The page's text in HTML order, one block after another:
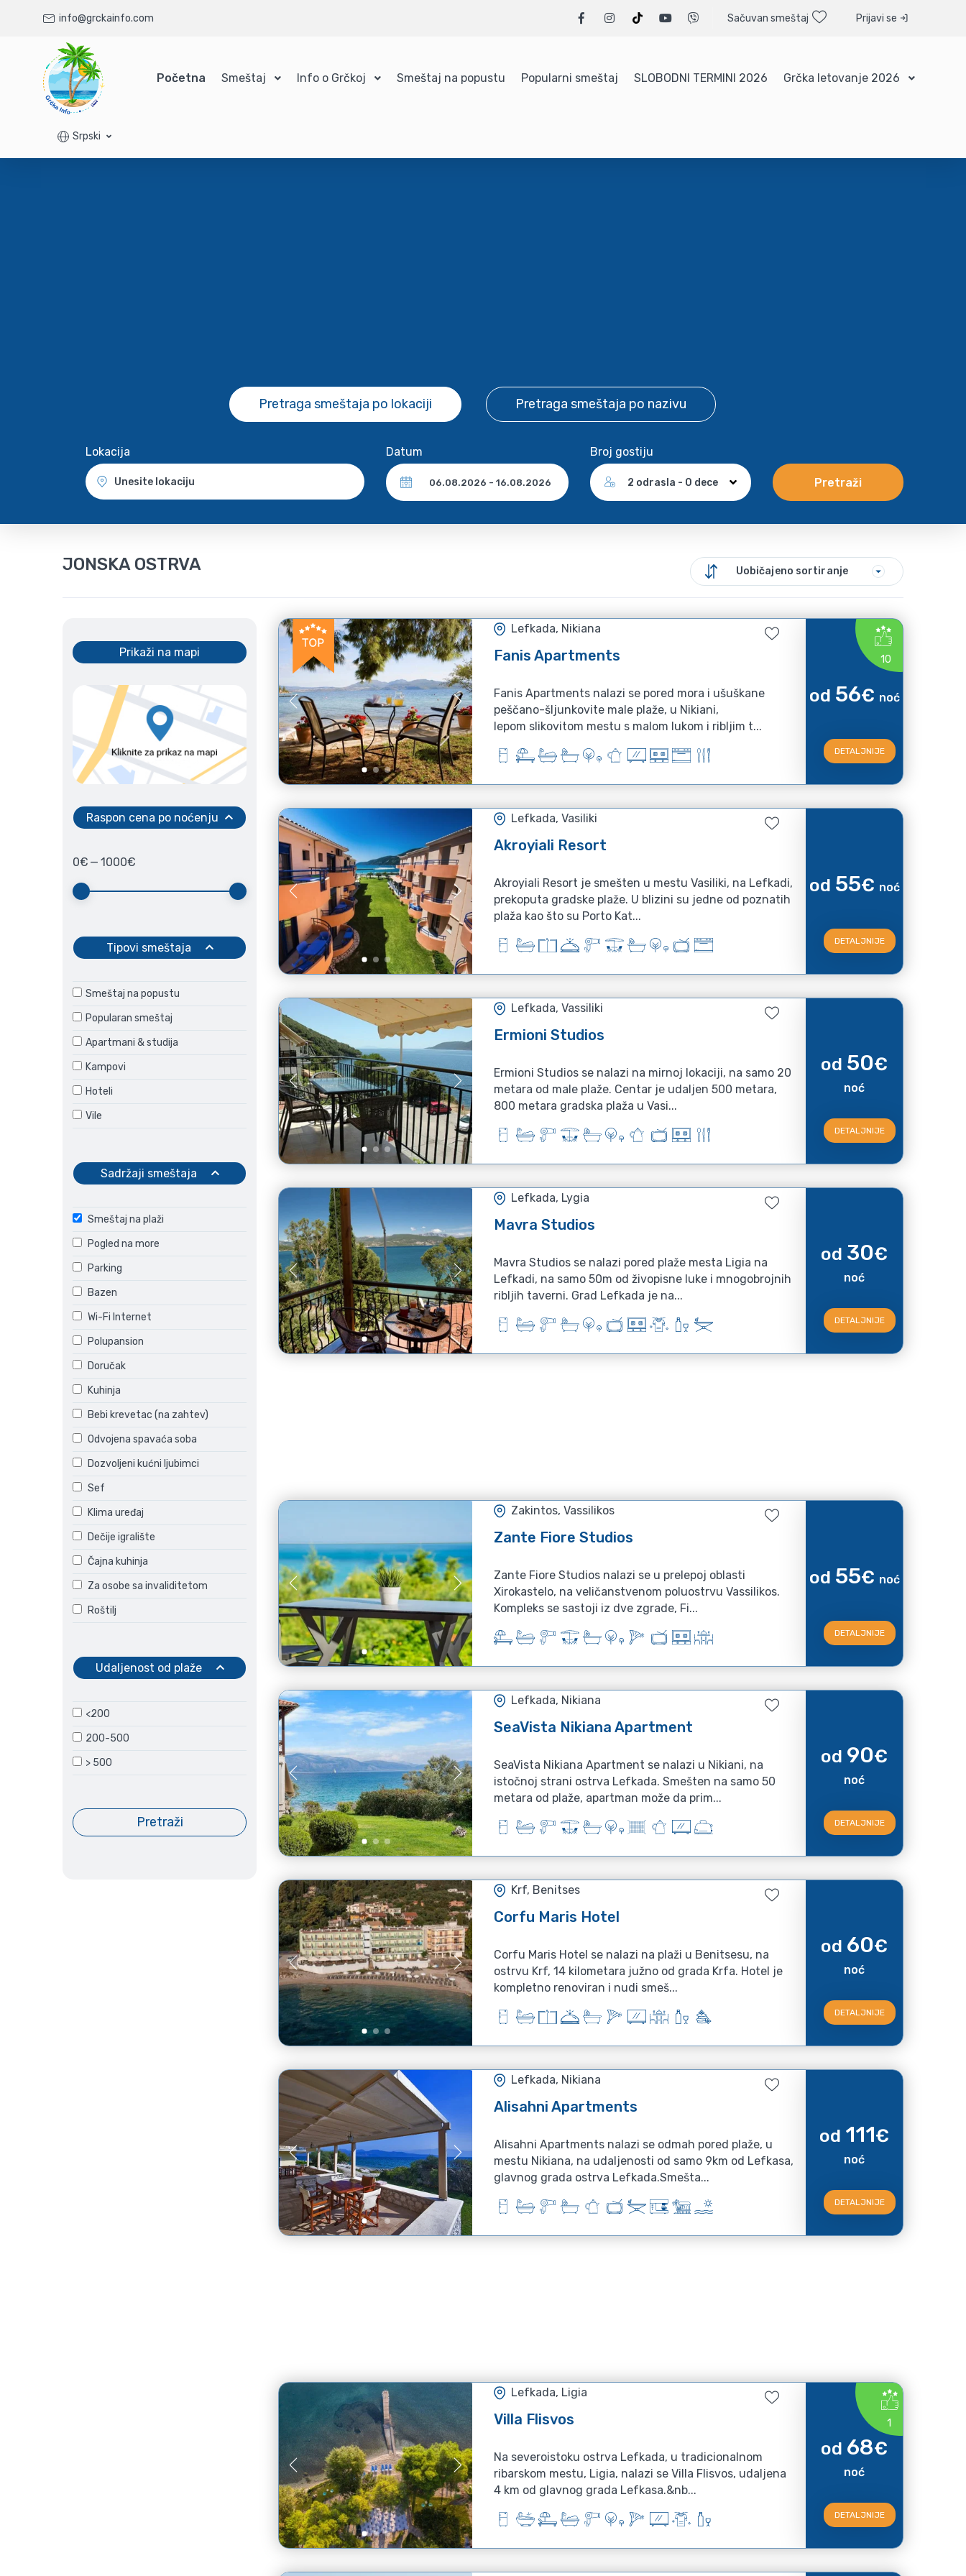
info@grckainfo.com Sačuvan smeštaj Prijavi se
Početna Smeštaj Info o Grčkoj Smeštaj na popustu Popularni smeštaj SLOBODNI TERMINI 2026 Grčka letovanje 2026
Srpski
Pretraga smeštaja po lokaciji Pretraga smeštaja po nazivu
Lokacija
Unesite lokaciju
Datum Broj gostiju
2 odrasla - 0 dece Pretraži
JONSKA OSTRVA Uobičajeno sortiranje
Prikaži na mapi
Raspon cena po noćenju
0€ — 1000€
Tipovi smeštaja
Smeštaj na popustu
Popularan smeštaj
Apartmani & studija
Kampovi
Hoteli
Vile
Sadržaji smeštaja
Smeštaj na plaži
Pogled na more
Parking
Bazen
Wi-Fi Internet
Polupansion
Doručak
Kuhinja
Bebi krevetac (na zahtev)
Odvojena spavaća soba
Dozvoljeni kućni ljubimci
Sef
Klima uređaj
Dečije igralište
Čajna kuhinja
Za osobe sa invaliditetom
Roštilj
Udaljenost od plaže
<200
200-500
> 500
Pretraži
Lefkada, Nikiana
Fanis Apartments
Fanis Apartments nalazi se pored mora i ušuškane
peščano-šljunkovite male plaže, u Nikiani,
lepom slikovitom mestu s malom lukom i ribljim t...
10
od 56€ noć
DETALJNIJE
Lefkada, Vasiliki
Akroyiali Resort
Akroyiali Resort je smešten u mestu Vasiliki, na Lefkadi,
prekoputa gradske plaže. U blizini su jedne od poznatih
plaža kao što su Porto Kat...
od 55€ noć
DETALJNIJE
Lefkada, Vassiliki
Ermioni Studios
Ermioni Studios se nalazi na mirnoj lokaciji, na samo 20
metara od male plaže. Centar je udaljen 500 metara,
800 metara gradska plaža u Vasi...
od 50€
noć
DETALJNIJE
Lefkada, Lygia
Mavra Studios
Mavra Studios se nalazi pored plaže mesta Ligia na
Lefkadi, na samo 50m od živopisne luke i mnogobrojnih
ribljih taverni. Grad Lefkada je na...
od 30€
noć
DETALJNIJE
Zakintos, Vassilikos
Zante Fiore Studios
Zante Fiore Studios nalazi se u prelepoj oblasti
Xirokastelo, na veličanstvenom poluostrvu Vassilikos.
Kompleks se sastoji iz dve zgrade, Fi...
od 55€ noć
DETALJNIJE
Lefkada, Nikiana
SeaVista Nikiana Apartment
SeaVista Nikiana Apartment se nalazi u Nikiani, na
istočnoj strani ostrva Lefkada. Smešten na samo 50
metara od plaže, apartman može da prim...
od 90€
noć
DETALJNIJE
Krf, Benitses
Corfu Maris Hotel
Corfu Maris Hotel se nalazi na plaži u Benitsesu, na
ostrvu Krf, 14 kilometara južno od grada Krfa. Hotel je
kompletno renoviran i nudi smeš...
od 60€
noć
DETALJNIJE
Lefkada, Nikiana
Alisahni Apartments
Alisahni Apartments nalazi se odmah pored plaže, u
mestu Nikiana, na udaljenosti od samo 9km od Lefkasa,
glavnog grada ostrva Lefkada.Smešta...
od 111€
noć
DETALJNIJE
Lefkada, Ligia
Villa Flisvos
Na severoistoku ostrva Lefkada, u tradicionalnom
ribarskom mestu, Ligia, nalazi se Villa Flisvos, udaljena
4 km od glavnog grada Lefkasa.&nb...
1
od 68€
noć
DETALJNIJE